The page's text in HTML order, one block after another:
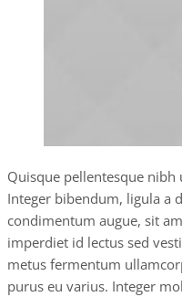
Quisque pellentesque
Integer bibendum, ligula a
condimentum augue, sit
imperdiet id lectus sed
metus fermentum
purus eu varius. Integer